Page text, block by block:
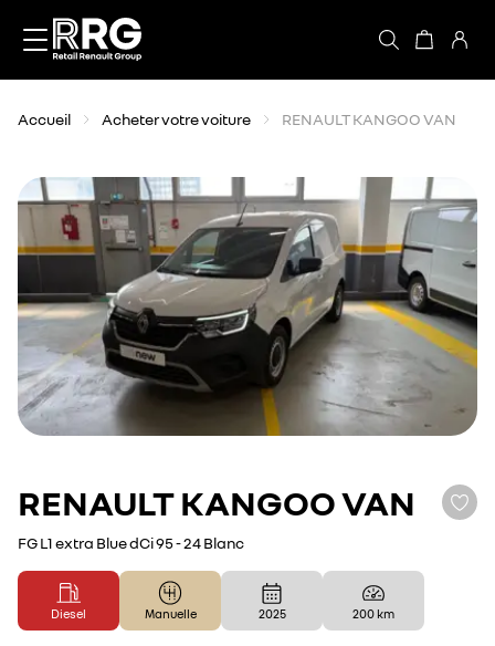
Accueil Acheter votre voiture RENAULT KANGOO VAN
RENAULTKANGOO VAN
FG L1 extra Blue dCi 95 - 24 Blanc
Diesel Manuelle 2025 200 km